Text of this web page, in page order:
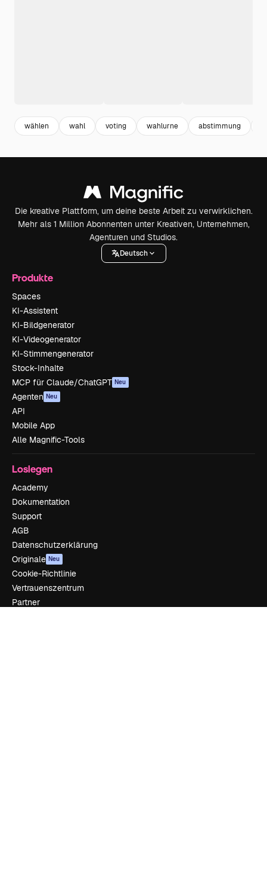
wählen wahl voting wahlurne abstimmung
Die kreative Plattform, um deine beste Arbeit zu verwirklichen.
Mehr als 1 Million Abonnenten unter Kreativen, Unternehmen,
Agenturen und Studios.
Deutsch
Produkte
Spaces
KI-Assistent
KI-Bildgenerator
KI-Videogenerator
KI-Stimmengenerator
Stock-Inhalte
MCP für Claude/ChatGPT Neu
Agenten Neu
API
Mobile App
Alle Magnific-Tools
Loslegen
Academy
Dokumentation
Support
AGB
Datenschutzerklärung
Originale Neu
Cookie-Richtlinie
Vertrauenszentrum
Partner